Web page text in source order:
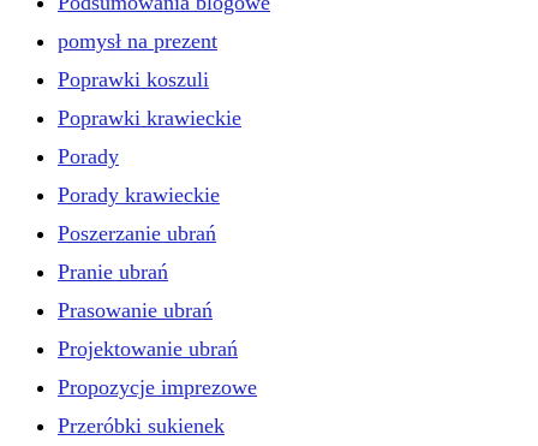
pomysł na prezent
Poprawki koszuli
Poprawki krawieckie
Porady
Porady krawieckie
Poszerzanie ubrań
Pranie ubrań
Prasowanie ubrań
Projektowanie ubrań
Propozycje imprezowe
Przeróbki sukienek